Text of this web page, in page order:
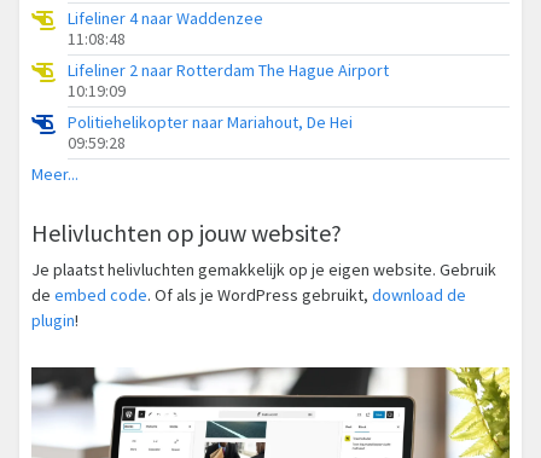
Lifeliner 4 naar Waddenzee
11:08:48
Lifeliner 2 naar Rotterdam The Hague Airport
10:19:09
Politiehelikopter naar Mariahout, De Hei
09:59:28
Meer...
Helivluchten op jouw website?
Je plaatst helivluchten gemakkelijk op je eigen website. Gebruik
de embed code. Of als je WordPress gebruikt, download de
plugin!